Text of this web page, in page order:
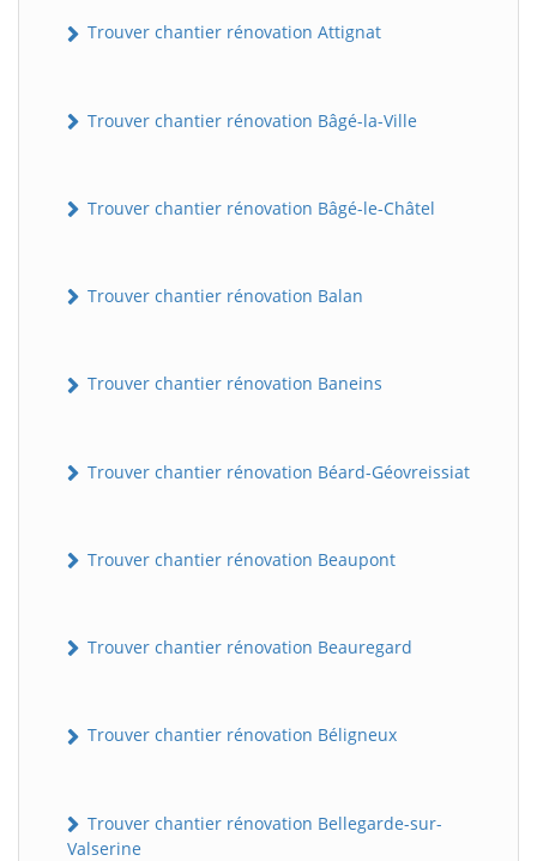
Trouver chantier rénovation Attignat
Trouver chantier rénovation Bâgé-la-Ville
Trouver chantier rénovation Bâgé-le-Châtel
Trouver chantier rénovation Balan
Trouver chantier rénovation Baneins
Trouver chantier rénovation Béard-Géovreissiat
Trouver chantier rénovation Beaupont
Trouver chantier rénovation Beauregard
Trouver chantier rénovation Béligneux
Trouver chantier rénovation Bellegarde-sur-
Valserine